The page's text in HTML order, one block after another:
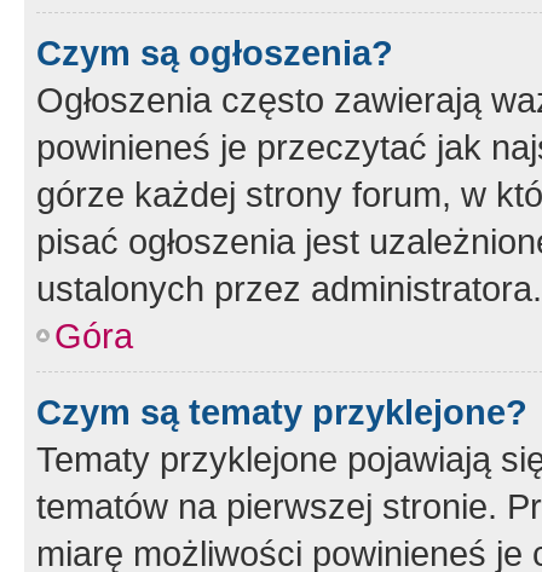
Czym są ogłoszenia?
Ogłoszenia często zawierają
powinieneś je przeczytać jak
górze każdej strony forum, w
pisać ogłoszenia jest
ustalonych przez administratora.
Góra
Czym są tematy przyklejone?
Tematy przyklejone pojawiają
tematów na pierwszej stronie.
miarę możliwości powinieneś je